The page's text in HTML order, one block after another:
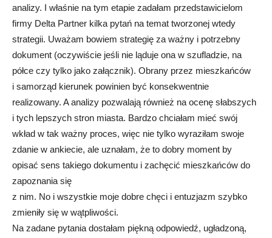
analizy. I właśnie na tym etapie zadałam przedstawicielom
firmy Delta Partner kilka pytań na temat tworzonej wtedy
strategii. Uważam bowiem strategię za ważny i potrzebny
dokument (oczywiście jeśli nie ląduje ona w szufladzie, na
półce czy tylko jako załącznik). Obrany przez mieszkańców
i samorząd kierunek powinien być konsekwentnie
realizowany. A analizy pozwalają również na ocenę słabszych
i tych lepszych stron miasta. Bardzo chciałam mieć swój
wkład w tak ważny proces, więc nie tylko wyraziłam swoje
zdanie w ankiecie, ale uznałam, że to dobry moment by
opisać sens takiego dokumentu i zachęcić mieszkańców do
zapoznania się
z nim. No i wszystkie moje dobre chęci i entuzjazm szybko
zmieniły się w wątpliwości.
Na zadane pytania dostałam piękną odpowiedź, ugładzoną,